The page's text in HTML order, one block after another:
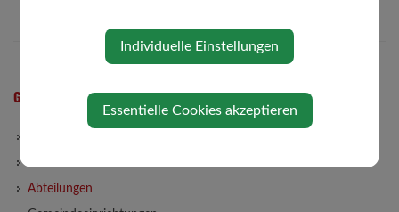
GEMEINDE
Abteilungen
Individuelle Einstellungen
Essentielle Cookies akzeptieren